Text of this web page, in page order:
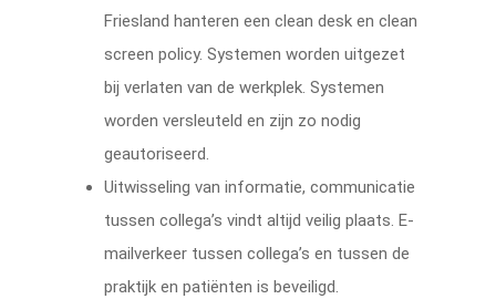
Friesland hanteren een clean desk en clean
screen policy. Systemen worden uitgezet
bij verlaten van de werkplek. Systemen
worden versleuteld en zijn zo nodig
geautoriseerd.
Uitwisseling van informatie, communicatie
tussen collega’s vindt altijd veilig plaats. E-
mailverkeer tussen collega’s en tussen de
praktijk en patiënten is beveiligd.